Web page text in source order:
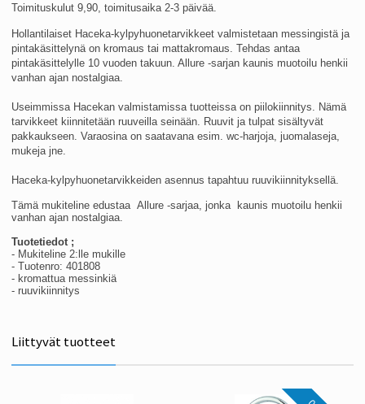
Toimituskulut 9,90, toimitusaika 2-3 päivää.
Hollantilaiset Haceka-kylpyhuonetarvikkeet valmistetaan messingistä ja
pintakäsittelynä on kromaus tai mattakromaus. Tehdas antaa
pintakäsittelylle 10 vuoden takuun. Allure -sarjan kaunis muotoilu henkii
vanhan ajan nostalgiaa.
Useimmissa Hacekan valmistamissa tuotteissa on piilokiinnitys. Nämä
tarvikkeet kiinnitetään ruuveilla seinään. Ruuvit ja tulpat sisältyvät
pakkaukseen. Varaosina on saatavana esim. wc-harjoja, juomalaseja,
mukeja jne.
Haceka-kylpyhuonetarvikkeiden asennus tapahtuu ruuvikiinnityksellä.
Tämä mukiteline edustaa Allure -sarjaa, jonka kaunis muotoilu henkii
vanhan ajan nostalgiaa.
Tuotetiedot ;
- Mukiteline 2:lle mukille
- Tuotenro: 401808
- kromattua messinkiä
- ruuvikiinnitys
Liittyvät tuotteet